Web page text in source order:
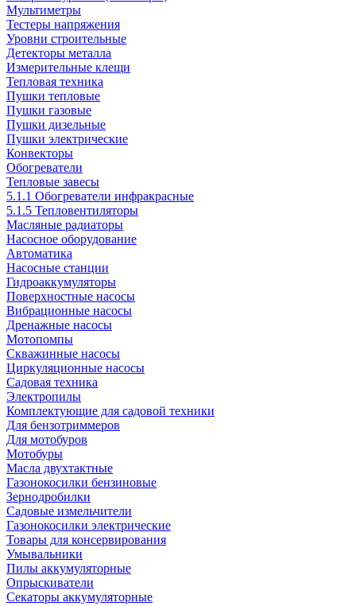
Мультиметры
Тестеры напряжения
Уровни строительные
Детекторы металла
Измерительные клещи
Тепловая техника
Пушки тепловые
Пушки газовые
Пушки дизельные
Пушки электрические
Конвекторы
Обогреватели
Тепловые завесы
5.1.1 Обогреватели инфракрасные
5.1.5 Тепловентиляторы
Масляные радиаторы
Насосное оборудование
Автоматика
Насосные станции
Гидроаккумуляторы
Поверхностные насосы
Вибрационные насосы
Дренажные насосы
Мотопомпы
Скважинные насосы
Циркуляционные насосы
Садовая техника
Электропилы
Комплектующие для садовой техники
Для бензотриммеров
Для мотобуров
Мотобуры
Масла двухтактные
Газонокосилки бензиновые
Зернодробилки
Садовые измельчители
Газонокосилки электрические
Товары для консервирования
Умывальники
Пилы аккумуляторные
Опрыскиватели
Секаторы аккумуляторные